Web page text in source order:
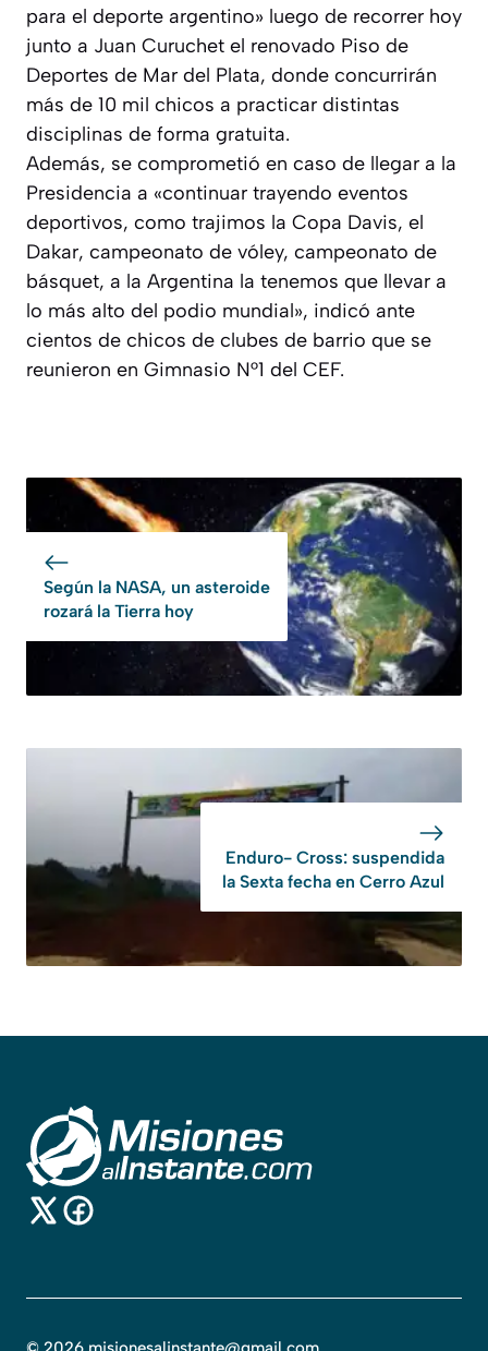
para el deporte argentino» luego de recorrer hoy
junto a Juan Curuchet el renovado Piso de
Deportes de Mar del Plata, donde concurrirán
más de 10 mil chicos a practicar distintas
disciplinas de forma gratuita.
Además, se comprometió en caso de llegar a la
Presidencia a «continuar trayendo eventos
deportivos, como trajimos la Copa Davis, el
Dakar, campeonato de vóley, campeonato de
básquet, a la Argentina la tenemos que llevar a
lo más alto del podio mundial», indicó ante
cientos de chicos de clubes de barrio que se
reunieron en Gimnasio N°1 del CEF.
Según la NASA, un asteroide
rozará la Tierra hoy
Enduro- Cross: suspendida
la Sexta fecha en Cerro Azul